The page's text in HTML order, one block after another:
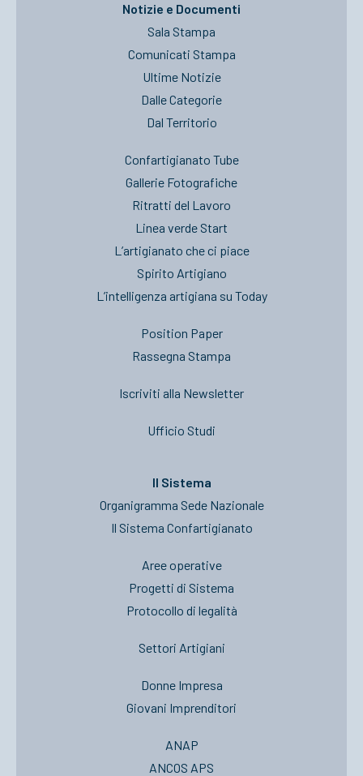
Notizie e Documenti
Sala Stampa
Comunicati Stampa
Ultime Notizie
Dalle Categorie
Dal Territorio
Confartigianato Tube
Gallerie Fotografiche
Ritratti del Lavoro
Linea verde Start
L’artigianato che ci piace
Spirito Artigiano
L’intelligenza artigiana su Today
Position Paper
Rassegna Stampa
Iscriviti alla Newsletter
Ufficio Studi
Il Sistema
Organigramma Sede Nazionale
Il Sistema Confartigianato
Aree operative
Progetti di Sistema
Protocollo di legalità
Settori Artigiani
Donne Impresa
Giovani Imprenditori
ANAP
ANCOS APS